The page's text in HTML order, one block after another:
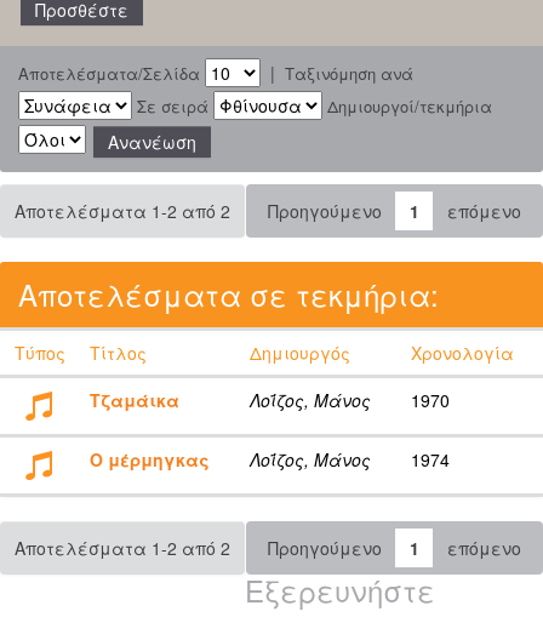
Αποτελέσματα/Σελίδα | Ταξινόμηση ανά
Σε σειρά
Δημιουργοί/τεκμήρια
Αποτελέσματα 1-2 από 2 Προηγούμενο 1 επόμενο
Αποτελέσματα σε τεκμήρια:
Τύπος Τίτλος Δημιουργός
Χρονολογία
Τζαμάικα
Λοΐζος, Μάνος 1970
Ο μέρμηγκας Λοΐζος, Μάνος 1974
Αποτελέσματα 1-2 από 2 Προηγούμενο 1 επόμενο
Εξερευνήστε